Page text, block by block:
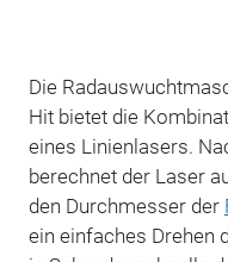
Die
Hit bietet die
eines Linienlasers.
berechnet der Laser
den Durchmesser der
ein einfaches Drehen